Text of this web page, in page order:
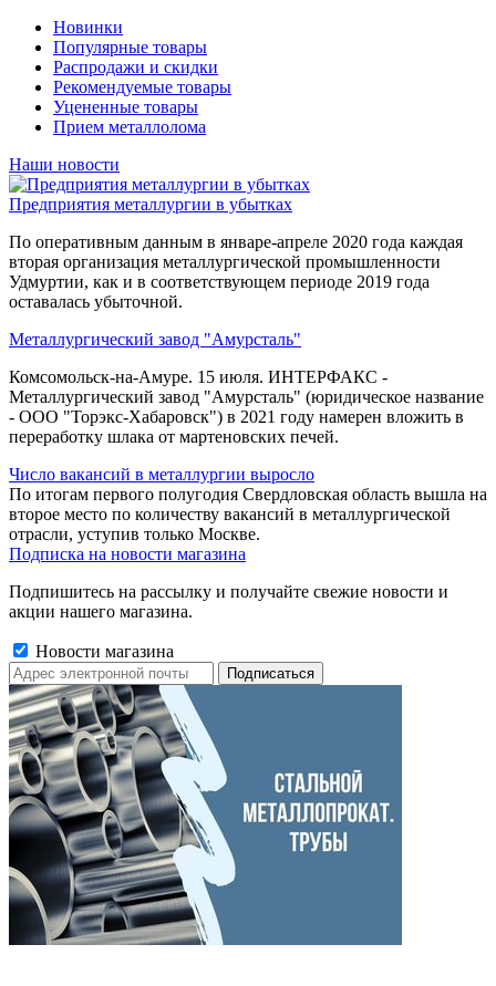
Новинки
Популярные товары
Распродажи и скидки
Рекомендуемые товары
Уцененные товары
Прием металлолома
Наши новости
Предприятия металлургии в убытках
По оперативным данным в январе-апреле 2020 года каждая
вторая организация металлургической промышленности
Удмуртии, как и в соответствующем периоде 2019 года
оставалась убыточной.
Металлургический завод "Амурсталь"
Комсомольск-на-Амуре. 15 июля. ИНТЕРФАКС -
Металлургический завод "Амурсталь" (юридическое название
- ООО "Торэкс-Хабаровск") в 2021 году намерен вложить в
переработку шлака от мартеновских печей.
Число вакансий в металлургии выросло
По итогам первого полугодия Свердловская область вышла на
второе место по количеству вакансий в металлургической
отрасли, уступив только Москве.
Подписка на новости магазина
Подпишитесь на рассылку и получайте свежие новости и
акции нашего магазина.
Новости магазина